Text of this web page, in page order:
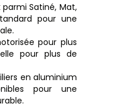
parmi Satiné, Mat,
pour une
pour plus
pour plus de
en aluminium
pour une